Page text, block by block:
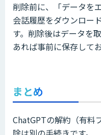
削除前に、「データを
会話履歴をダウンロー
す。削除後はデータを
あれば事前に保存して
まとめ
ChatGPTの解約（有料